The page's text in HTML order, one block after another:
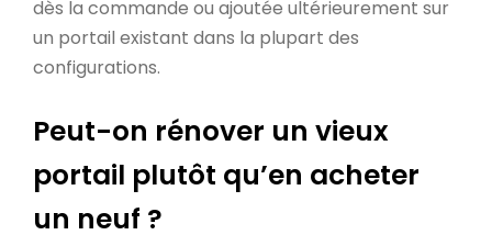
dès la commande ou ajoutée ultérieurement sur
un portail existant dans la plupart des
configurations.
Peut-on rénover un vieux
portail plutôt qu’en acheter
un neuf ?